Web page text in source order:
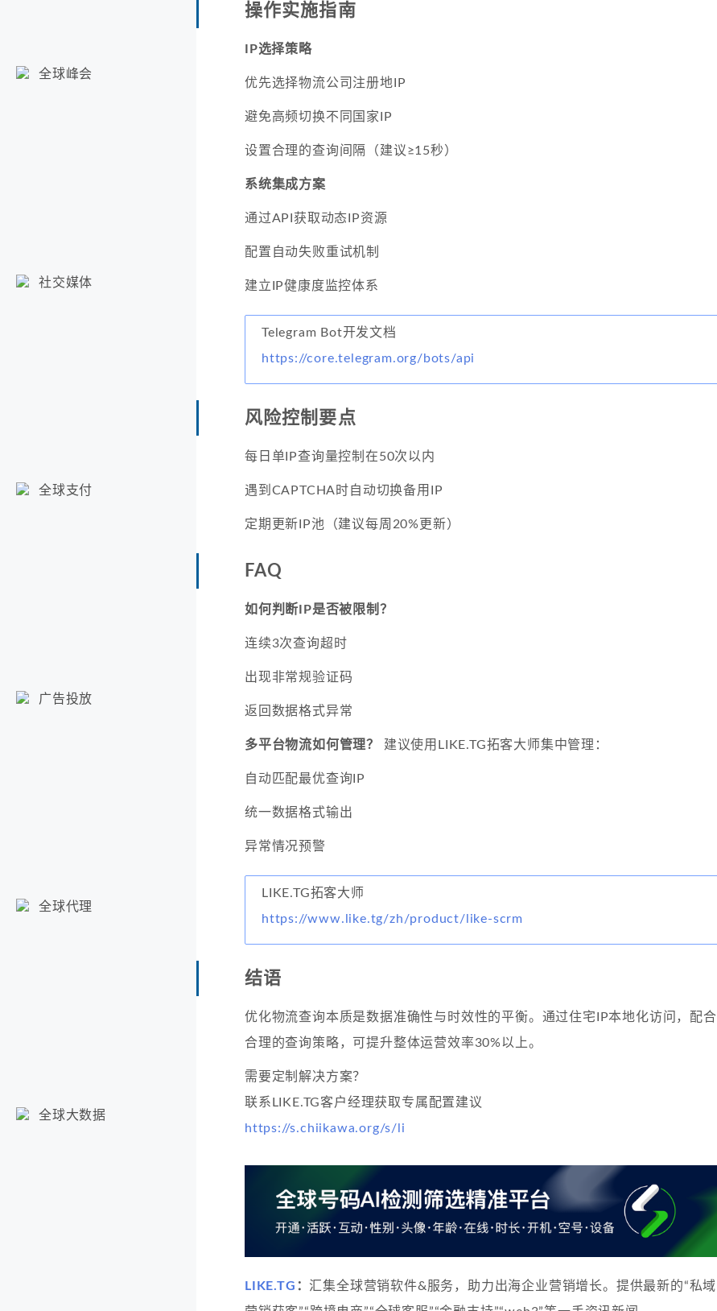
全球峰会
社交媒体
全球支付
广告投放
全球代理
全球大数据
操作实施指南
IP选择策略
优先选择物流公司注册地IP
避免高频切换不同国家IP
设置合理的查询间隔（建议≥15秒）
系统集成方案
通过API获取动态IP资源
配置自动失败重试机制
建立IP健康度监控体系
Telegram Bot开发文档
https://core.telegram.org/bots/api
风险控制要点
每日单IP查询量控制在50次以内
遇到CAPTCHA时自动切换备用IP
定期更新IP池（建议每周20%更新）
FAQ
如何判断IP是否被限制？
连续3次查询超时
出现非常规验证码
返回数据格式异常
多平台物流如何管理？ 建议使用LIKE.TG拓客大师集中管理：
自动匹配最优查询IP
统一数据格式输出
异常情况预警
LIKE.TG拓客大师
https://www.like.tg/zh/product/like-scrm
结语
优化物流查询本质是数据准确性与时效性的平衡。通过住宅IP本地化访问，配合
合理的查询策略，可提升整体运营效率30%以上。
需要定制解决方案？
联系LIKE.TG客户经理获取专属配置建议
https://s.chiikawa.org/s/li
LIKE.TG ： 汇集全球营销软件&服务，助力出海企业营销增长。提供最新的“私域